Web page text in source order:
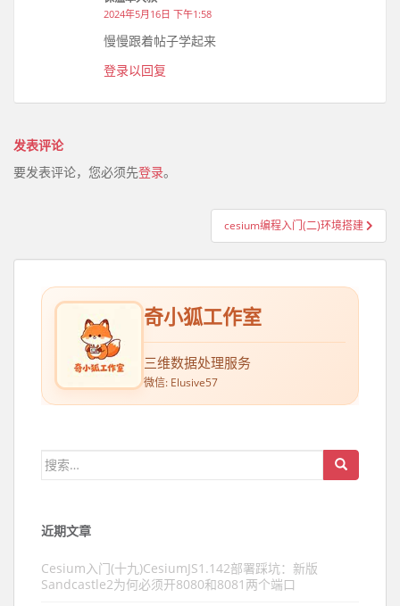
2024年5月16日 下午1:58
慢慢跟着帖子学起来
登录以回复
发表评论
要发表评论，您必须先登录。
cesium编程入门(二)环境搭建
奇小狐工作室
三维数据处理服务
微信: Elusive57
搜索：
近期文章
Cesium入门(十九)CesiumJS1.142部署踩坑：新版
Sandcastle2为何必须开8080和8081两个端口